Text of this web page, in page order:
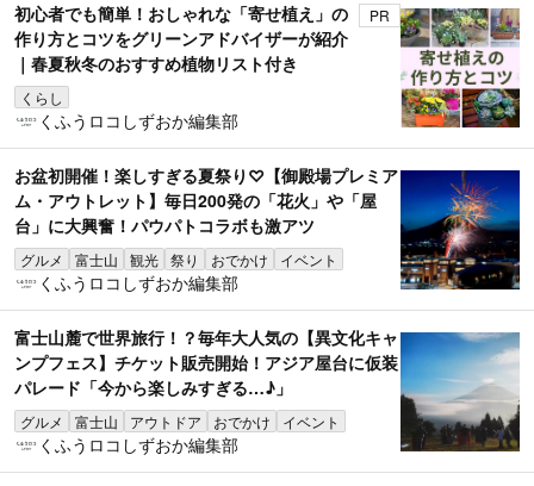
初心者でも簡単！おしゃれな「寄せ植え」の
作り方とコツをグリーンアドバイザーが紹介
｜春夏秋冬のおすすめ植物リスト付き
くらし
PR
くふうロコしずおか編集部
お盆初開催！楽しすぎる夏祭り♡【御殿場プレミア
ム・アウトレット】毎日200発の「花火」や「屋
台」に大興奮！パウパトコラボも激アツ
グルメ 富士山 観光 祭り おでかけ イベント
くふうロコしずおか編集部
富士山麓で世界旅行！？毎年大人気の【異文化キャ
ンプフェス】チケット販売開始！アジア屋台に仮装
パレード「今から楽しみすぎる…♪」
グルメ 富士山 アウトドア おでかけ イベント
くふうロコしずおか編集部